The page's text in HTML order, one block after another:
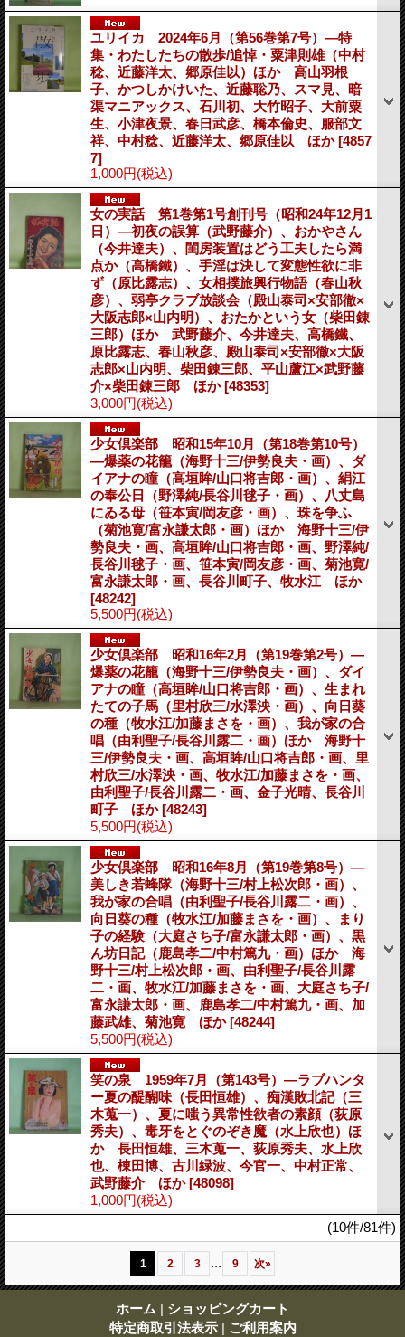
ユリイカ 2024年6月（第56巻第7号）―特
集・わたしたちの散歩/追悼・粟津則雄（中村
稔、近藤洋太、郷原佳以）ほか 高山羽根
子、かつしかけいた、近藤聡乃、スマ見、暗
渠マニアックス、石川初、大竹昭子、大前粟
生、小津夜景、春日武彦、橋本倫史、服部文
祥、中村稔、近藤洋太、郷原佳以 ほか[4857
7]
1,000円(税込)
女の実話 第1巻第1号創刊号（昭和24年12月1
日）―初夜の誤算（武野藤介）、おかやさん
（今井達夫）、閨房装置はどう工夫したら満
点か（高橋鐵）、手淫は決して変態性欲に非
ず（原比露志）、女相撲旅興行物語（春山秋
彦）、弱亭クラブ放談会（殿山泰司×安部徹×
大阪志郎×山内明）、おたかという女（柴田錬
三郎）ほか 武野藤介、今井達夫、高橋鐵、
原比露志、春山秋彦、殿山泰司×安部徹×大阪
志郎×山内明、柴田錬三郎、平山蘆江×武野藤
介×柴田錬三郎 ほか[48353]
3,000円(税込)
少女倶楽部 昭和15年10月（第18巻第10号）
―爆薬の花籠（海野十三/伊勢良夫・画）、ダ
イアナの瞳（高垣眸/山口将吉郎・画）、絹江
の奉公日（野澤純/長谷川毬子・画）、八丈島
にゐる母（笹本寅/岡友彦・画）、珠を争ふ
（菊池寛/富永謙太郎・画）ほか 海野十三/伊
勢良夫・画、高垣眸/山口将吉郎・画、野澤純/
長谷川毬子・画、笹本寅/岡友彦・画、菊池寛/
富永謙太郎・画、長谷川町子、牧水江 ほか
[48242]
5,500円(税込)
少女倶楽部 昭和16年2月（第19巻第2号）―
爆薬の花籠（海野十三/伊勢良夫・画）、ダイ
アナの瞳（高垣眸/山口将吉郎・画）、生まれ
たての子馬（里村欣三/水澤泱・画）、向日葵
の種（牧水江/加藤まさを・画）、我が家の合
唱（由利聖子/長谷川露二・画）ほか 海野十
三/伊勢良夫・画、高垣眸/山口将吉郎・画、里
村欣三/水澤泱・画、牧水江/加藤まさを・画、
由利聖子/長谷川露二・画、金子光晴、長谷川
町子 ほか[48243]
5,500円(税込)
少女倶楽部 昭和16年8月（第19巻第8号）―
美しき若蜂隊（海野十三/村上松次郎・画）、
我が家の合唱（由利聖子/長谷川露二・画）、
向日葵の種（牧水江/加藤まさを・画）、まり
子の経験（大庭さち子/富永謙太郎・画）、黒
ん坊日記（鹿島孝二/中村篤九・画）ほか 海
野十三/村上松次郎・画、由利聖子/長谷川露
二・画、牧水江/加藤まさを・画、大庭さち子/
富永謙太郎・画、鹿島孝二/中村篤九・画、加
藤武雄、菊池寛 ほか[48244]
5,500円(税込)
笑の泉 1959年7月（第143号）―ラブハンタ
ー夏の醍醐味（長田恒雄）、痴漢敗北記（三
木蒐一）、夏に嗤う異常性欲者の素顔（荻原
秀夫）、毒牙をとぐのぞき魔（水上欣也）ほ
か 長田恒雄、三木蒐一、荻原秀夫、水上欣
也、棟田博、古川緑波、今官一、中村正常、
武野藤介 ほか[48098]
1,000円(税込)
(10件/81件)
1 2 3 ... 9 次»
ホーム | ショッピングカート
特定商取引法表示 | ご利用案内